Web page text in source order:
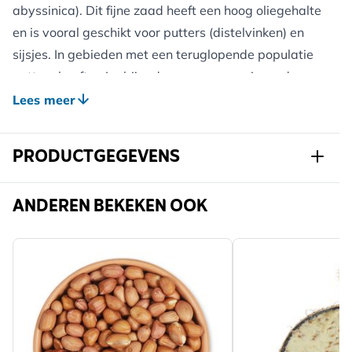
abyssinica). Dit fijne zaad heeft een hoog oliegehalte
en is vooral geschikt voor putters (distelvinken) en
sijsjes. In gebieden met een teruglopende populatie
putters heeft nyjer bijgedragen aan groei van de
populatie! Het is aan te raden om Nyjerzaad in een
dit lichte zaad meteen weg.
Lees meer
PRODUCTGEGEVENS
Art.nr.
G-240050120-
Kcal per
100g
509
Belangrijkste
Nyjerzaad
ANDEREN BEKEKEN OOK